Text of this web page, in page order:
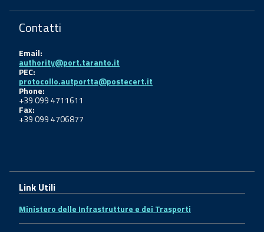
Contatti
Email:
authority@port.taranto.it
PEC:
protocollo.autportta@postecert.it
Phone:
+39 099 4711611
Fax:
+39 099 4706877
Link Utili
Ministero delle Infrastrutture e dei Trasporti